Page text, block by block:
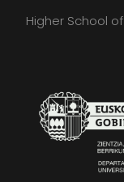
Higher School